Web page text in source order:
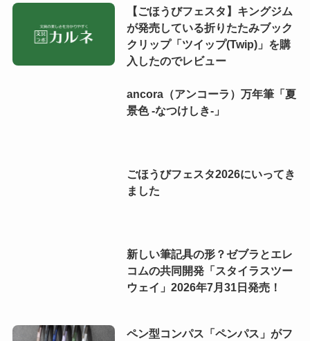
【ごほうびフェスタ】キングジム
が発売している折りたたみブック
クリップ「ツイップ(Twip)」を購
入したのでレビュー
ancora（アンコーラ）万年筆「夏
景色 -なつけしき-」
ごほうびフェスタ2026にいってき
ました
新しい筆記具の形？ゼブラとエレ
コムの共同開発「スタイラスツー
ウェイ」2026年7月31日発売！
ペン型コンパス「ペンパス」がフ